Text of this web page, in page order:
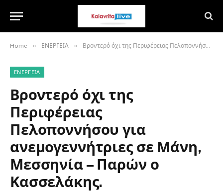
Home » ΕΝΕΡΓΕΙΑ » Βροντερό όχι της Περιφέρειας Πελοποννήσου για ανεμογεννήτριες σε Μάνη, Μεσσηνία – Παρών ο Κασσελάκης.
ΕΝΕΡΓΕΙΑ
Βροντερό όχι της
Περιφέρειας
Πελοποννήσου για
ανεμογεννήτριες σε Μάνη,
Μεσσηνία – Παρών ο
Κασσελάκης.